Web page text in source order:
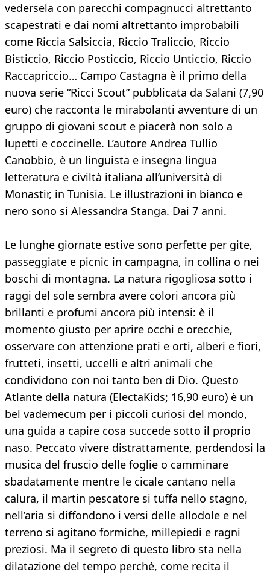
vedersela con parecchi compagnucci altrettanto
scapestrati e dai nomi altrettanto improbabili
come Riccia Salsiccia, Riccio Traliccio, Riccio
Bisticcio, Riccio Posticcio, Riccio Unticcio, Riccio
Raccapriccio… Campo Castagna è il primo della
nuova serie “Ricci Scout” pubblicata da Salani (7,90
euro) che racconta le mirabolanti avventure di un
gruppo di giovani scout e piacerà non solo a
lupetti e coccinelle. L’autore Andrea Tullio
Canobbio, è un linguista e insegna lingua
letteratura e civiltà italiana all’università di
Monastir, in Tunisia. Le illustrazioni in bianco e
nero sono si Alessandra Stanga. Dai 7 anni.
Le lunghe giornate estive sono perfette per gite,
passeggiate e picnic in campagna, in collina o nei
boschi di montagna. La natura rigogliosa sotto i
raggi del sole sembra avere colori ancora più
brillanti e profumi ancora più intensi: è il
momento giusto per aprire occhi e orecchie,
osservare con attenzione prati e orti, alberi e fiori,
frutteti, insetti, uccelli e altri animali che
condividono con noi tanto ben di Dio. Questo
Atlante della natura (ElectaKids; 16,90 euro) è un
bel vademecum per i piccoli curiosi del mondo,
una guida a capire cosa succede sotto il proprio
naso. Peccato vivere distrattamente, perdendosi la
musica del fruscio delle foglie o camminare
sbadatamente mentre le cicale cantano nella
calura, il martin pescatore si tuffa nello stagno,
nell’aria si diffondono i versi delle allodole e nel
terreno si agitano formiche, millepiedi e ragni
preziosi. Ma il segreto di questo libro sta nella
dilatazione del tempo perché, come recita il